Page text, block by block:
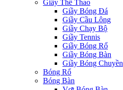
Giầy Thể Thao
Giầy Bóng Đá
Giầy Cầu Lông
Giầy Chạy Bộ
Giầy Tennis
Giầy Bóng Rổ
Giầy Bóng Bàn
Giầy Bóng Chuyền
Bóng Rổ
Bóng Bàn